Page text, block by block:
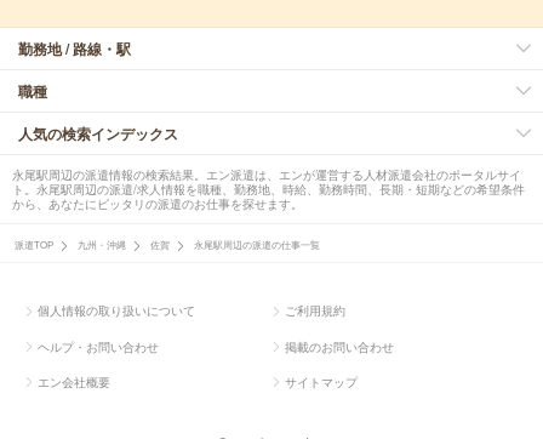
勤務地 / 路線・駅
職種
人気の検索インデックス
永尾駅周辺の派遣情報の検索結果。エン派遣は、エンが運営する人材派遣会社のポータルサイ
ト。永尾駅周辺の派遣/求人情報を職種、勤務地、時給、勤務時間、長期・短期などの希望条件
から、あなたにピッタリの派遣のお仕事を探せます。
派遣TOP 九州・沖縄 佐賀 永尾駅周辺の派遣の仕事一覧
個人情報の取り扱いについて ご利用規約
ヘルプ・お問い合わせ 掲載のお問い合わせ
エン会社概要 サイトマップ